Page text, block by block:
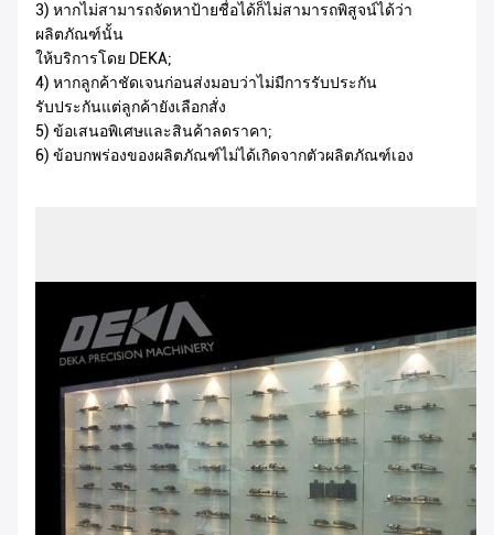
3) หากไม่สามารถจัดหาป้ายชื่อได้ก็ไม่สามารถพิสูจน์ได้ว่า
ผลิตภัณฑ์นั้น
ให้บริการโดย DEKA;
4) หากลูกค้าชัดเจนก่อนส่งมอบว่าไม่มีการรับประกัน
รับประกันแต่ลูกค้ายังเลือกสั่ง
5) ข้อเสนอพิเศษและสินค้าลดราคา;
6) ข้อบกพร่องของผลิตภัณฑ์ไม่ได้เกิดจากตัวผลิตภัณฑ์เอง